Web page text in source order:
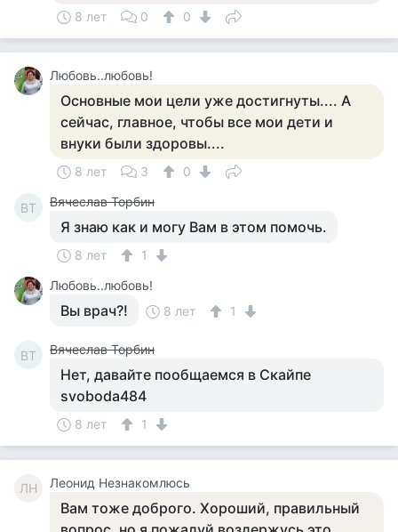
8 лет 0 0
Любовь..любовь!
Основные мои цели уже достигнуты.... А
сейчас, главное, чтобы все мои дети и
внуки были здоровы....
8 лет 3 0
ВТ Вячеслав Торбин
Я знаю как и могу Вам в этом помочь.
8 лет
1
Любовь..любовь!
Вы врач?! 8 лет 1
ВТ Вячеслав Торбин
Нет, давайте пообщаемся в Скайпе
svoboda484
8 лет 1
ЛН Леонид Незнакомлюсь
Вам тоже доброго. Хороший, правильный